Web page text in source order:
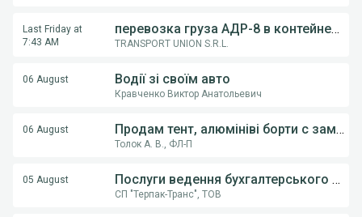
Last Friday at
7:43 AM
перевозка груза АДР-8 в контейнерах из Румынии в Украину
TRANSPORT UNION S.R.L.
06 August Водії зі своїм авто
Кравченко Виктор Анатольевич
06 August Продам тент, алюмініві борти с замками, на напівпричіпи KOGEL, Krona.
Толок А. В., ФЛ-П
05 August Послуги ведення бухгалтерського обліку ФОП,ТОВ
СП "Терпак-Транс", ТОВ